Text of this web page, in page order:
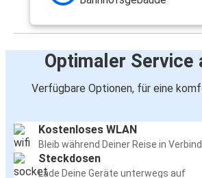
Optimaler Service
Verfügbare Optionen, für eine
Kostenloses WLAN
Bleib während Deiner Reise in
Steckdosen
Lade Deine Geräte unterwegs auf